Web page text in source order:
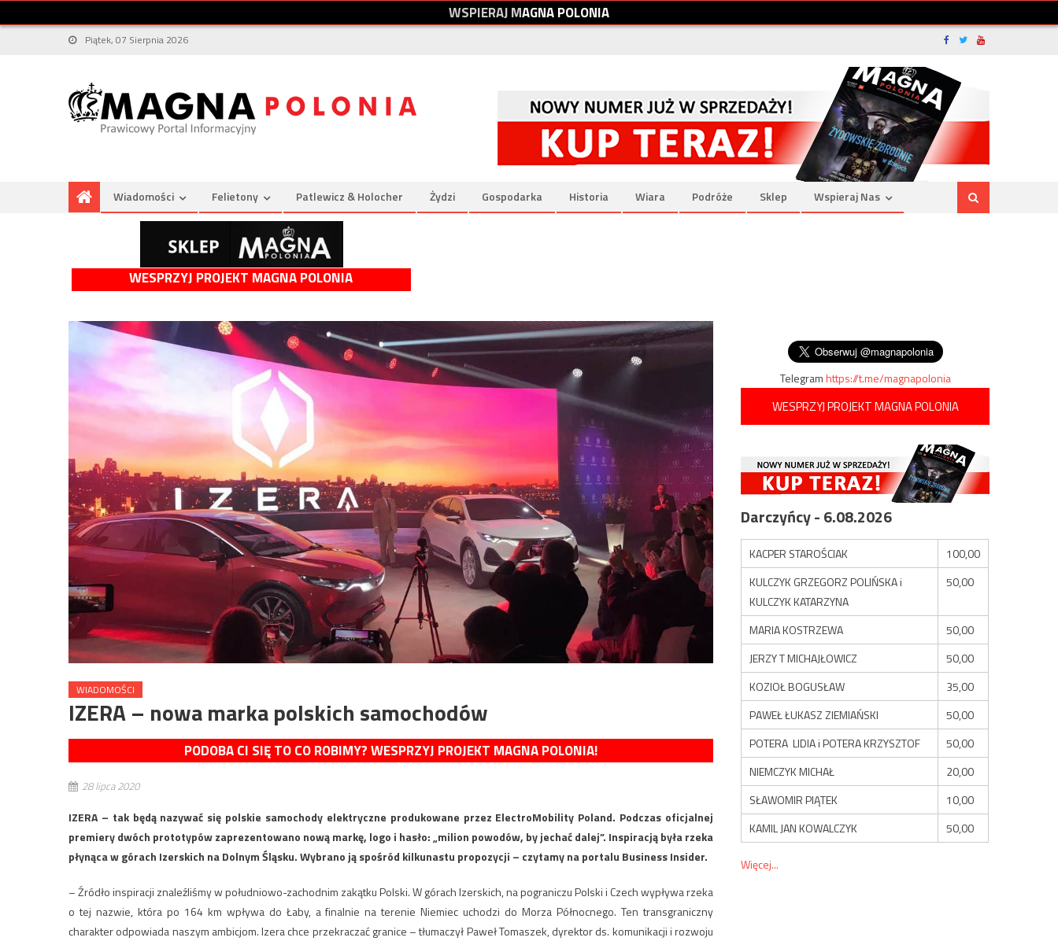
WSPIERAJMAGNAPOLONIA
Piątek, 07 Sierpnia 2026
Wiadomości Felietony Patlewicz & Holocher Żydzi Gospodarka Historia Wiara Podróże Sklep Wspieraj Nas
WESPRZYJ PROJEKT MAGNA POLONIA
WIADOMOŚCI
IZERA – nowa marka polskich samochodów
PODOBA CI SIĘ TO CO ROBIMY? WESPRZYJ PROJEKT MAGNA POLONIA!
28 lipca 2020
IZERA – tak będą nazywać się polskie samochody elektryczne produkowane przez ElectroMobility Poland. Podczas oficjalnej
premiery dwóch prototypów zaprezentowano nową markę, logo i hasło: „milion powodów, by jechać dalej”. Inspiracją była rzeka
płynąca w górach Izerskich na Dolnym Śląsku. Wybrano ją spośród kilkunastu propozycji – czytamy na portalu Business Insider.
– Źródło inspiracji znaleźliśmy w południowo-zachodnim zakątku Polski. W górach Izerskich, na pograniczu Polski i Czech wypływa rzeka
o tej nazwie, która po 164 km wpływa do Łaby, a finalnie na terenie Niemiec uchodzi do Morza Północnego. Ten transgraniczny
charakter odpowiada naszym ambicjom. Izera chce przekraczać granice – tłumaczył Paweł Tomaszek, dyrektor ds. komunikacji i rozwoju
Telegramhttps://t.me/magnapolonia
WESPRZYJ PROJEKT MAGNA POLONIA
Darczyńcy - 6.08.2026
KACPER STAROŚCIAK
100,00
KULCZYK GRZEGORZ POLIŃSKA i
KULCZYK KATARZYNA
50,00
MARIA KOSTRZEWA
50,00
JERZY T MICHAJŁOWICZ
50,00
KOZIOŁ BOGUSŁAW
35,00
PAWEŁ ŁUKASZ ZIEMIAŃSKI
50,00
POTERA LIDIA i POTERA KRZYSZTOF
50,00
NIEMCZYK MICHAŁ
20,00
SŁAWOMIR PIĄTEK
10,00
KAMIL JAN KOWALCZYK
50,00
Więcej...